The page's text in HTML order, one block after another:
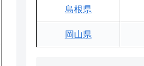
島根県
岡山県